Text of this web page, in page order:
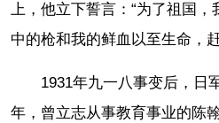
上，他立下誓言：“为了祖国
中的枪和我的鲜血以至生命，
1931年九一八事变后，日
年，曾立志从事教育事业的陈